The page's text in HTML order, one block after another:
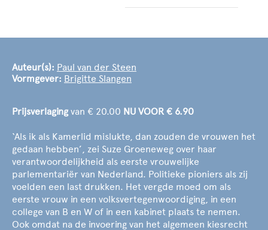
Auteur(s): Paul van der Steen
Vormgever: Brigitte Slangen
Prijsverlagingvan € 20.00 NU VOOR € 6.90
‘Als ik als Kamerlid mislukte, dan zouden de vrouwen het
gedaan hebben’, zei Suze Groeneweg over haar
verantwoordelijkheid als eerste vrouwelijke
parlementariër van Nederland. Politieke pioniers als zij
voelden een last drukken. Het vergde moed om als
eerste vrouw in een volksvertegenwoordiging, in een
college van B en W of in een kabinet plaats te nemen.
Ook omdat na de invoering van het algemeen kiesrecht